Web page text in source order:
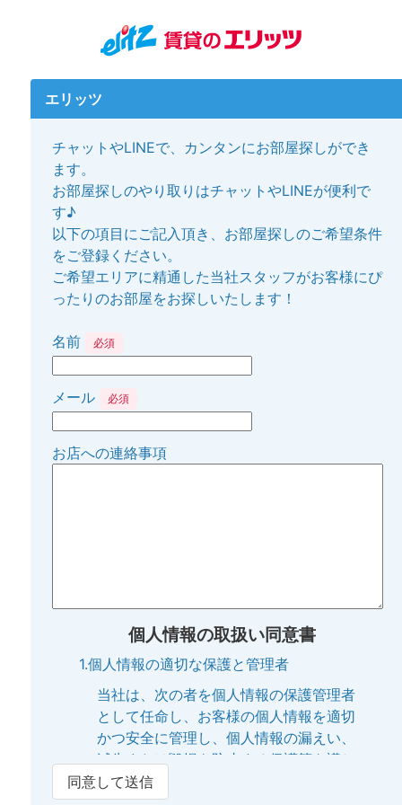
エリッツ
チャットやLINEで、カンタンにお部屋探しができ
ます。
お部屋探しのやり取りはチャットやLINEが便利で
す♪
以下の項目にご記入頂き、お部屋探しのご希望条件
をご登録ください。
ご希望エリアに精通した当社スタッフがお客様にぴ
ったりのお部屋をお探しいたします！
名前 必須
メール 必須
お店への連絡事項
個人情報の取扱い同意書
1.個人情報の適切な保護と管理者
当社は、次の者を個人情報の保護管理者
として任命し、お客様の個人情報を適切
かつ安全に管理し、個人情報の漏えい、
滅失または毀損を防止する保護策を講じ
ています。
同意して送信